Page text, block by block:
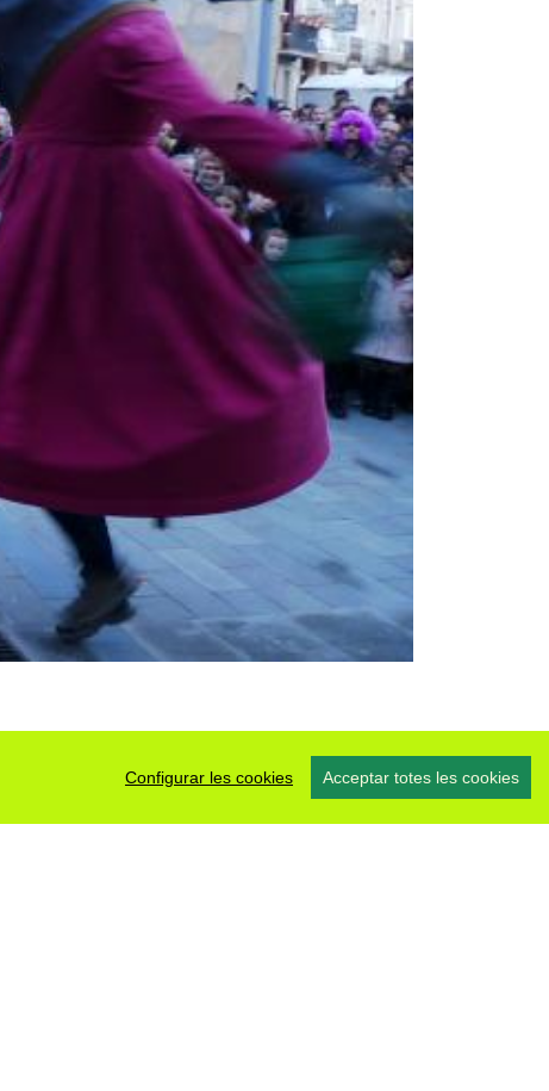
Configurar les cookies Acceptar totes les cookies